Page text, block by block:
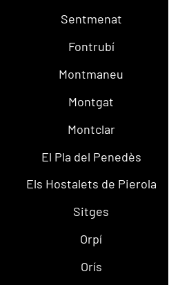
Sentmenat
Fontrubí
Montmaneu
Montgat
Montclar
El Pla del Penedès
Els Hostalets de Pierola
Sitges
Orpí
Orís